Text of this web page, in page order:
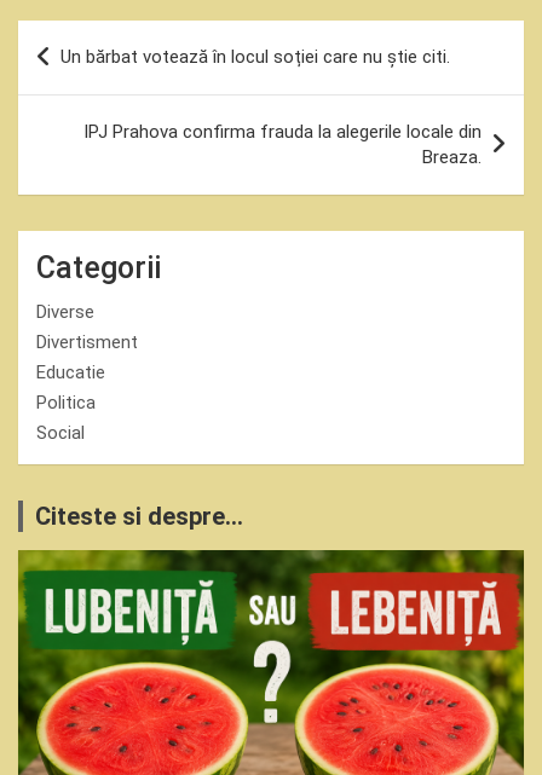
Navigare
articole
Un bărbat votează în locul soției care nu știe citi.
IPJ Prahova confirma frauda la alegerile locale din
Breaza.
Categorii
Diverse
Divertisment
Educatie
Politica
Social
Citeste si despre...